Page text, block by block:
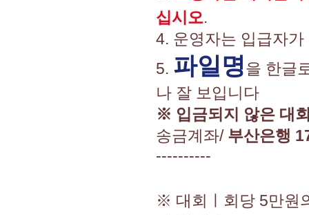
십시오.
4. 운영자는 입급자
5. 파일명을 한글
나 잘 보입니다
※ 입금되지 않은 대
송금계좌/ 부산은행
----------
※ 대회ㅣ회당 5만원